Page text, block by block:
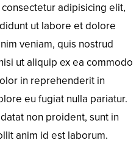
adipisicing elit,
ut labore et dolore
veniam, quis nostrud
ut aliquip ex ea commodo
in reprehenderit in
eu fugiat nulla pariatur.
non proident, sunt in
anim id est laborum.